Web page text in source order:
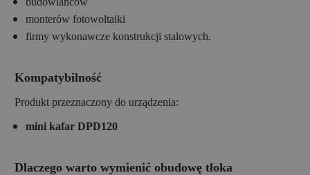
monterów fotowoltaiki
firmy wykonawcze konstrukcji stalowych.
Kompatybilność
Produkt przeznaczony do urządzenia:
mini kafar DPD120
Dlaczego warto wymienić obudowę tłoka